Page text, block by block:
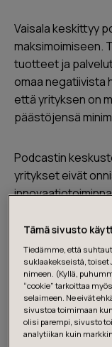
Vaisala keskittyy
maksimoimiseen.
tuotteet ja
omaa negatiivista
että yrityksen on
päästöjensä
Podcastin
yritykset eivät
Tämä sivusto
Tiedämme, että
suklaakekseistä, toiset
nimeen. (Kyllä,
“cookie” tarkoittaa
selaimeen. Ne eivät
sivustoa toimimaan
olisi parempi, sivusto
analytiikan kuin